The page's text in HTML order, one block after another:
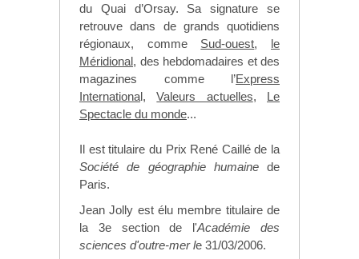
du Quai d’Orsay. Sa signature se
retrouve dans de grands quotidiens
régionaux, comme Sud-ouest, le
Méridional, des hebdomadaires et des
magazines comme l’Express
International,Valeurs actuelles, Le
Spectacle du monde...
Il est titulaire du Prix René Caillé de la
Société de géographie humainede
Paris.
Jean Jolly est élu membre titulaire de
la 3e section de l'Académie des
sciences d'outre-mer le 31/03/2006.